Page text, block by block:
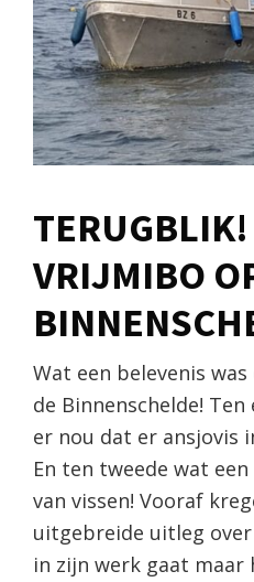
VRIJMIBO
Wat een belevenis
de Binnenschelde!
er nou dat er ansjovis
En ten tweede wat
van vissen! Vooraf
uitgebreide uitleg
in zijn werk gaat